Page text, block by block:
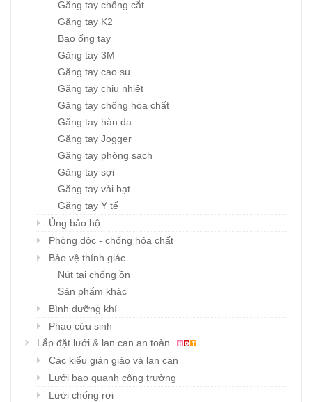
Găng tay chống cắt
Găng tay K2
Bao ống tay
Găng tay 3M
Găng tay cao su
Găng tay chịu nhiệt
Găng tay chống hóa chất
Găng tay hàn da
Găng tay Jogger
Găng tay phòng sạch
Găng tay sợi
Găng tay vải bạt
Găng tay Y tế
Ủng bảo hộ
Phòng độc - chống hóa chất
Bảo vệ thính giác
Nút tai chống ồn
Sản phẩm khác
Bình dưỡng khí
Phao cứu sinh
Lắp đặt lưới & lan can an toàn
Các kiểu giàn giáo và lan can
Lưới bao quanh công trường
Lưới chống rơi